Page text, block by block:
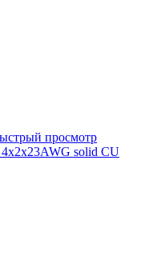
просмотр
4х2х23AWG solid CU